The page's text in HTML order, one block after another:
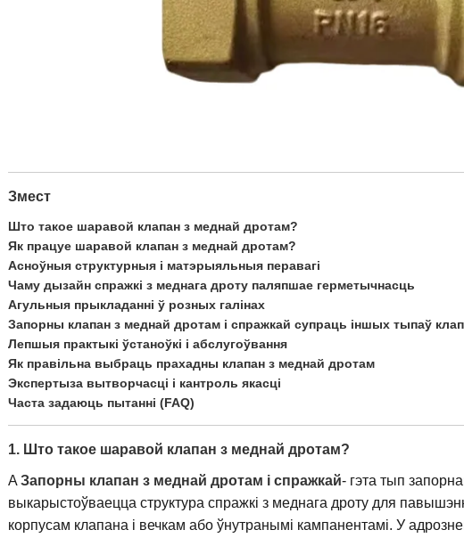
Змест
Што такое шаравой клапан з меднай дротам?
Як працуе шаравой клапан з меднай дротам?
Асноўныя структурныя і матэрыяльныя перавагі
Чаму дызайн спражкі з меднага дроту паляпшае герметычнасць
Агульныя прыкладанні ў розных галінах
Запорны клапан з меднай дротам і спражкай супраць іншых тыпаў
Лепшыя практыкі ўстаноўкі і абслугоўвання
Як правільна выбраць прахадны клапан з меднай дротам
Экспертыза вытворчасці і кантроль якасці
Часта задаюць пытанні (FAQ)
1. Што такое шаравой клапан з меднай дротам?
A Запорны клапан з меднай дротам і спражкай- гэта тып
выкарыстоўваецца структура спражкі з меднага дроту для
корпусам клапана і вечкам або ўнутранымі кампанентамі. У